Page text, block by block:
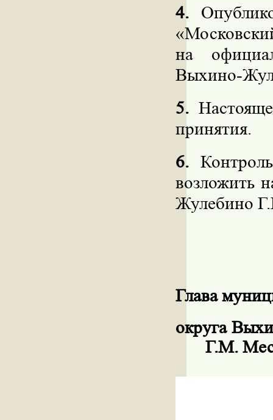
4.
на
Выхино-
5.
принятия.
6.
возложить
Жулебино
Глава
округа
Г.М.